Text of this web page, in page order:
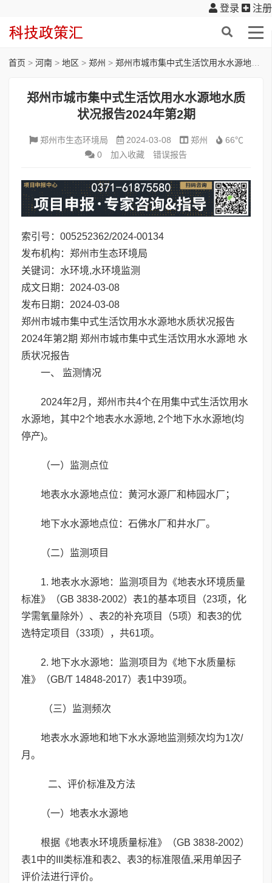
登录 注册
首页 > 河南 > 地区 > 郑州 > 郑州市城市集中式生活饮用水水源地水质状况报告2024年第2期
郑州市城市集中式生活饮用水水源地水质
状况报告2024年第2期
郑州市生态环境局 2024-03-08 郑州
66℃
0
加入收藏 错误报告
索引号：005252362/2024-00134
发布机构：郑州市生态环境局
关键词：水环境,水环境监测
成文日期：2024-03-08
发布日期：2024-03-08
郑州市城市集中式生活饮用水水源地水质状况报告
2024年第2期 郑州市城市集中式生活饮用水水源地 水
质状况报告
一、 监测情况
2024年2月，郑州市共4个在用集中式生活饮用水
水源地，其中2个地表水水源地, 2个地下水水源地(均
停产)。
（一）监测点位
地表水水源地点位：黄河水源厂和柿园水厂；
地下水水源地点位：石佛水厂和井水厂。
（二）监测项目
1. 地表水水源地：监测项目为《地表水环境质量
标准》（GB 3838-2002）表1的基本项目（23项，化
学需氧量除外）、表2的补充项目（5项）和表3的优
选特定项目（33项），共61项。
2. 地下水水源地：监测项目为《地下水质量标
准》（GB/T 14848-2017）表1中39项。
（三）监测频次
地表水水源地和地下水水源地监测频次均为1次/
月。
二、评价标准及方法
（一）地表水水源地
根据《地表水环境质量标准》（GB 3838-2002）
表1中的III类标准和表2、表3的标准限值,采用单因子
评价法进行评价。